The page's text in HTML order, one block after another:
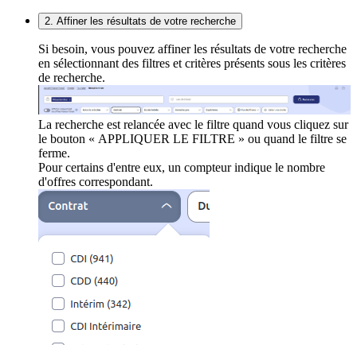
2. Affiner les résultats de votre recherche
Si besoin, vous pouvez affiner les résultats de votre recherche
en sélectionnant des filtres et critères présents sous les critères
de recherche.
La recherche est relancée avec le filtre quand vous cliquez sur
le bouton « APPLIQUER LE FILTRE » ou quand le filtre se
ferme.
Pour certains d'entre eux, un compteur indique le nombre
d'offres correspondant.